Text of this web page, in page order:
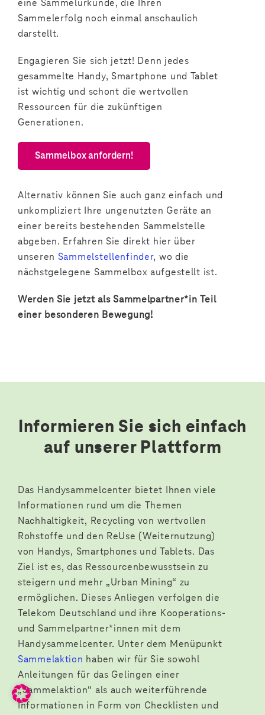
eine Sammelurkunde, die Ihren
Sammelerfolg noch einmal anschaulich
darstellt.
Engagieren Sie sich jetzt! Denn jedes
gesammelte Handy, Smartphone und Tablet
ist wichtig und schont die wertvollen
Ressourcen für die zukünftigen
Generationen.
Sammelbox anfordern!
Alternativ können Sie auch ganz einfach und
unkompliziert Ihre ungenutzten Geräte an
einer bereits bestehenden Sammelstelle
abgeben. Erfahren Sie direkt hier über
unseren Sammelstellenfinder, wo die
nächstgelegene Sammelbox aufgestellt ist.
Werden Sie jetzt als Sammelpartner*in Teil
einer besonderen Bewegung!
Informieren Sie sich einfach
auf unserer Plattform
Das Handysammelcenter bietet Ihnen viele
Informationen rund um die Themen
Nachhaltigkeit, Recycling von wertvollen
Rohstoffe und den ReUse (Weiternutzung)
von Handys, Smartphones und Tablets. Das
Ziel ist es, das Ressourcenbewusstsein zu
steigern und mehr „Urban Mining“ zu
ermöglichen. Dieses Anliegen verfolgen die
Telekom Deutschland und ihre Kooperations-
und Sammelpartner*innen mit dem
Handysammelcenter. Unter dem Menüpunkt
Sammelaktion haben wir für Sie sowohl
Anleitungen für das Gelingen einer
„Sammelaktion“ als auch weiterführende
Informationen in Form von Checklisten und